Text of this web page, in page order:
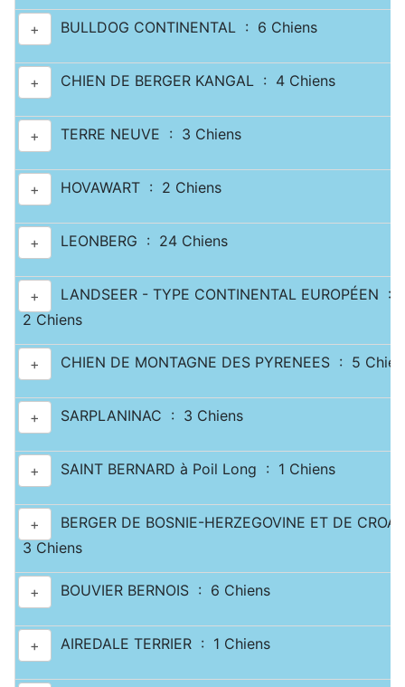
+ BULLDOG CONTINENTAL : 6 Chiens
+ CHIEN DE BERGER KANGAL : 4 Chiens
+ TERRE NEUVE : 3 Chiens
+ HOVAWART : 2 Chiens
+ LEONBERG : 24 Chiens
+
LANDSEER - TYPE CONTINENTAL EUROPÉEN :
2 Chiens
+ CHIEN DE MONTAGNE DES PYRENEES : 5
+ SARPLANINAC : 3 Chiens
+ SAINT BERNARD à Poil Long : 1 Chiens
+
BERGER DE BOSNIE-HERZEGOVINE ET DE
3 Chiens
+ BOUVIER BERNOIS : 6 Chiens
+ AIREDALE TERRIER : 1 Chiens